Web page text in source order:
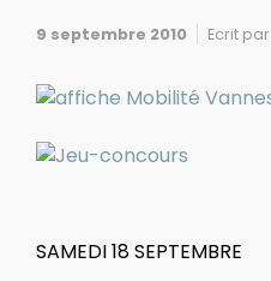
9 septembre 2010 Ecrit par
SAMEDI 18 SEPTEMBRE